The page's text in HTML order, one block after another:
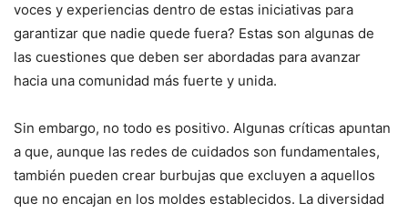
voces y experiencias dentro de estas iniciativas para
garantizar que nadie quede fuera? Estas son algunas de
las cuestiones que deben ser abordadas para avanzar
hacia una comunidad más fuerte y unida.
Sin embargo, no todo es positivo. Algunas críticas apuntan
a que, aunque las redes de cuidados son fundamentales,
también pueden crear burbujas que excluyen a aquellos
que no encajan en los moldes establecidos. La diversidad